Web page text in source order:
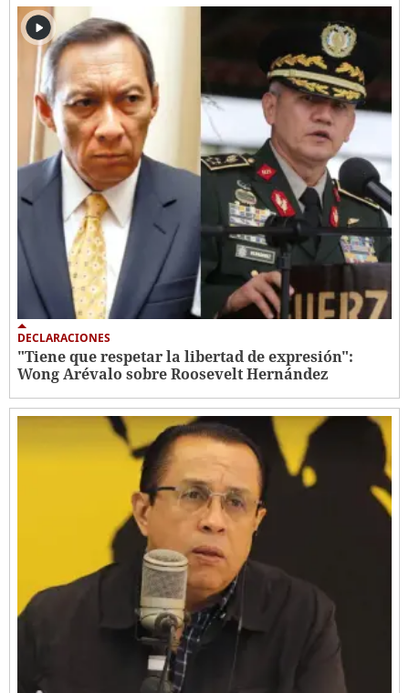
DECLARACIONES
"Tiene que respetar la libertad de expresión":
Wong Arévalo sobre Roosevelt Hernández